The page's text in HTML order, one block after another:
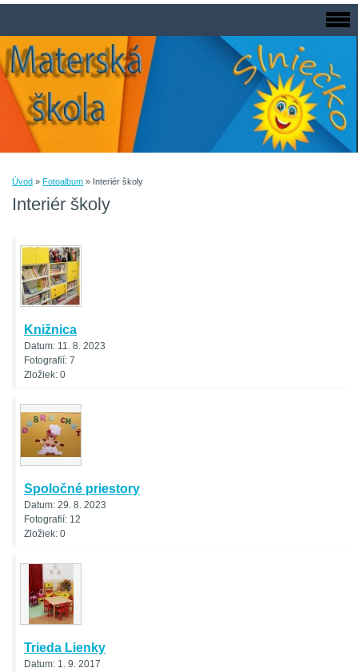
Úvod » Fotoalbum » Interiér školy
Interiér školy
Knižnica
Datum: 11. 8. 2023
Fotografií: 7
Zložiek: 0
Spoločné priestory
Datum: 29. 8. 2023
Fotografií: 12
Zložiek: 0
Trieda Lienky
Datum: 1. 9. 2017